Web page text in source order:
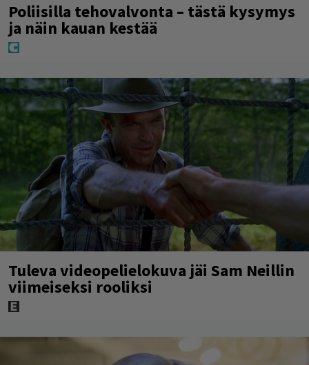
Poliisilla tehovalvonta – tästä kysymys
ja näin kauan kestää
Tuleva videopelielokuva jäi Sam Neillin
viimeiseksi rooliksi